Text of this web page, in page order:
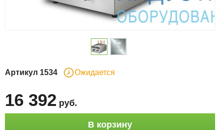
Артикул 1534 Ожидается
16 392 руб.
В корзину